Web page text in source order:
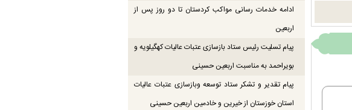
ادامه خدمات رسانی مواکب کردستان تا دو روز پس از
اربعین
پیام تسلیت رئیس ستاد بازسازی عتبات عالیات کهگیلویه و
بویراحمد به مناسبت اربعین حسینی
پیام تقدیر و تشکر ستاد توسعه وبازسازی عتبات عالیات
استان خوزستان از خیرین و خادمین اربعین حسینی